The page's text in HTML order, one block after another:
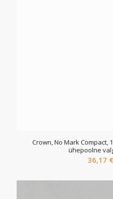
Crown, No Mark Compact,
ühepoolne
36,17 €